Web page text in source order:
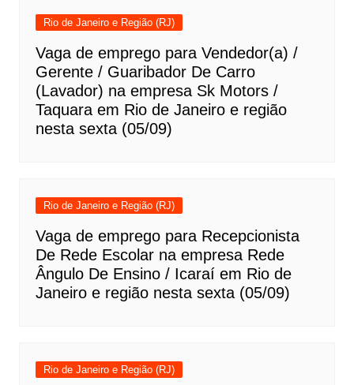
Rio de Janeiro e Região (RJ)
Vaga de emprego para Vendedor(a) /
Gerente / Guaribador De Carro
(Lavador) na empresa Sk Motors /
Taquara em Rio de Janeiro e região
nesta sexta (05/09)
Rio de Janeiro e Região (RJ)
Vaga de emprego para Recepcionista
De Rede Escolar na empresa Rede
Ângulo De Ensino / Icaraí em Rio de
Janeiro e região nesta sexta (05/09)
Rio de Janeiro e Região (RJ)